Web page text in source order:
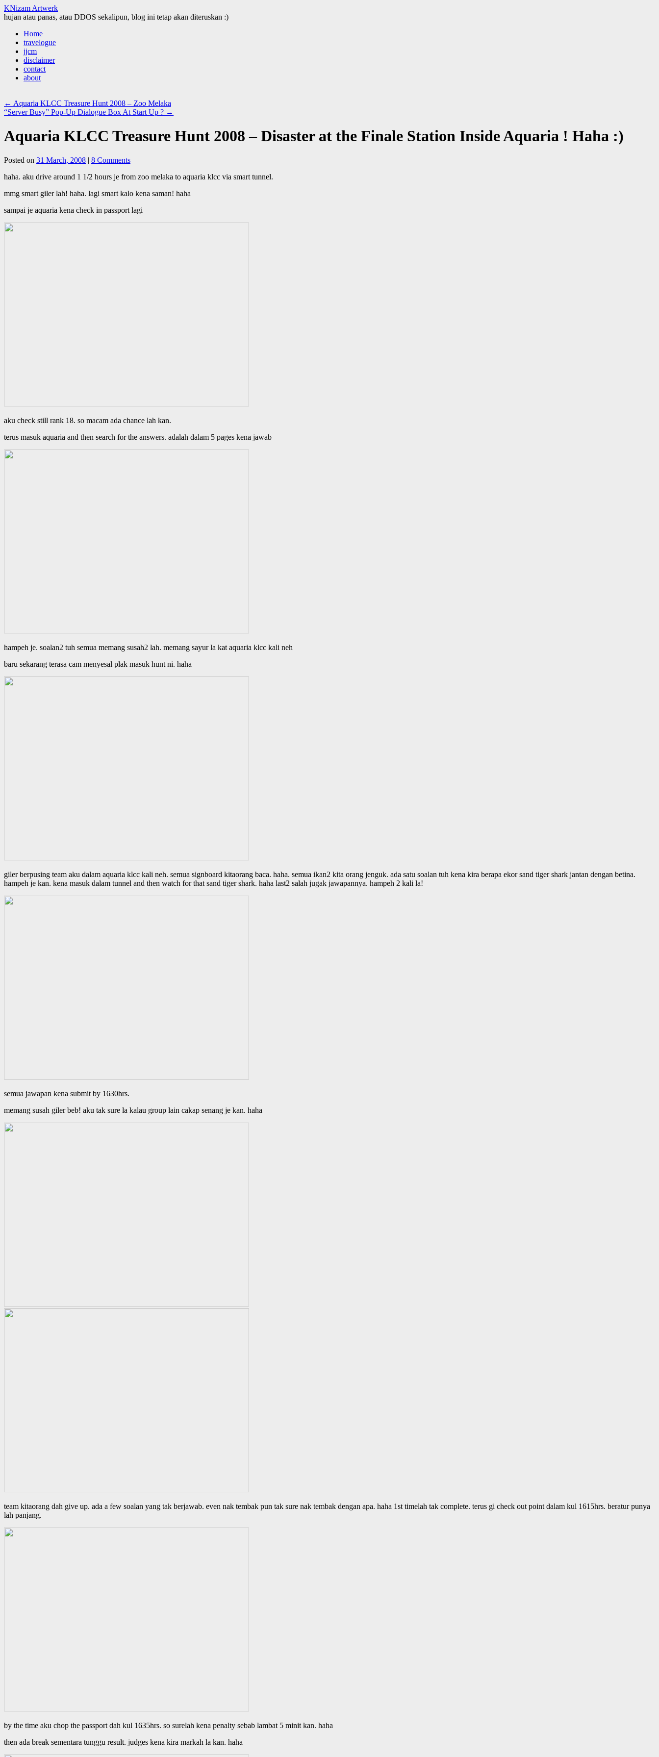
KNizam Artwerk
hujan atau panas, atau DDOS sekalipun, blog ini tetap akan diteruskan :)
Skip
content
Home
travelogue
jjcm
disclaimer
contact
about
← Aquaria KLCC Treasure Hunt 2008 – Zoo Melaka
“Server Busy” Pop-Up Dialogue Box At Start Up ? →
Aquaria KLCC Treasure Hunt 2008 – Disaster at the Finale Station Inside Aquaria ! Haha :)
Posted on 31 March, 2008 | 8 Comments
haha. aku drive around 1 1/2 hours je from zoo melaka to aquaria klcc via smart tunnel.
mmg smart giler lah! haha. lagi smart kalo kena saman! haha
sampai je aquaria kena check in passport lagi
aku check still rank 18. so macam ada chance lah kan.
terus masuk aquaria and then search for the answers. adalah dalam 5 pages kena jawab
hampeh je. soalan2 tuh semua memang susah2 lah. memang sayur la kat aquaria klcc kali neh
baru sekarang terasa cam menyesal plak masuk hunt ni. haha
giler berpusing team aku dalam aquaria klcc kali neh. semua signboard kitaorang baca. haha. semua ikan2 kita orang jenguk. ada satu soalan tuh kena kira berapa ekor sand tiger shark jantan dengan betina.
hampeh je kan. kena masuk dalam tunnel and then watch for that sand tiger shark. haha last2 salah jugak jawapannya. hampeh 2 kali la!
semua jawapan kena submit by 1630hrs.
memang susah giler beb! aku tak sure la kalau group lain cakap senang je kan. haha
team kitaorang dah give up. ada a few soalan yang tak berjawab. even nak tembak pun tak sure nak tembak dengan apa. haha 1st timelah tak complete. terus gi check out point dalam kul 1615hrs. beratur punya
lah panjang.
by the time aku chop the passport dah kul 1635hrs. so surelah kena penalty sebab lambat 5 minit kan. haha
then ada break sementara tunggu result. judges kena kira markah la kan. haha